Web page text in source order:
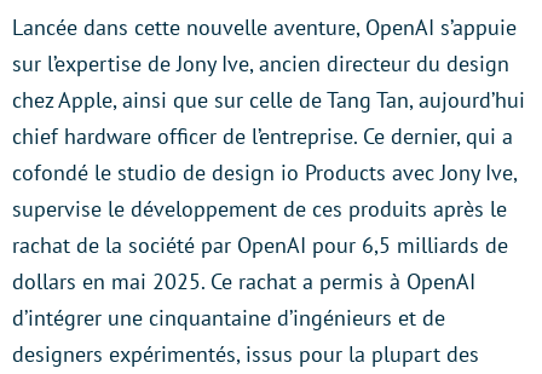
Lancée dans cette nouvelle aventure, OpenAI s’appuie
sur l’expertise de Jony Ive, ancien directeur du design
chez Apple, ainsi que sur celle de Tang Tan, aujourd’hui
chief hardware officer de l’entreprise. Ce dernier, qui a
cofondé le studio de design io Products avec Jony Ive,
supervise le développement de ces produits après le
rachat de la société par OpenAI pour 6,5 milliards de
dollars en mai 2025. Ce rachat a permis à OpenAI
d’intégrer une cinquantaine d’ingénieurs et de
designers expérimentés, issus pour la plupart des